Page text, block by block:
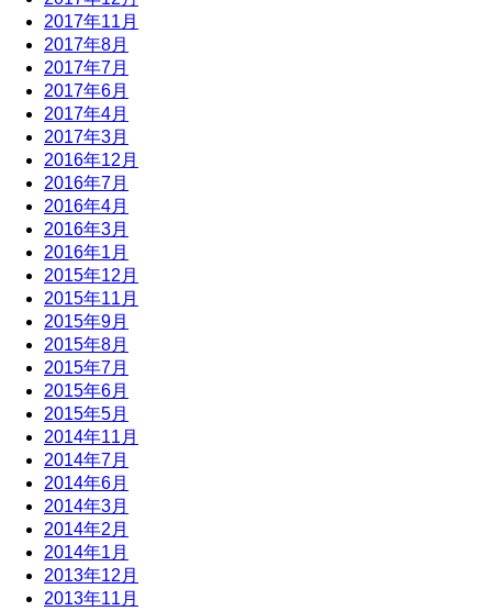
2017年11月
2017年8月
2017年7月
2017年6月
2017年4月
2017年3月
2016年12月
2016年7月
2016年4月
2016年3月
2016年1月
2015年12月
2015年11月
2015年9月
2015年8月
2015年7月
2015年6月
2015年5月
2014年11月
2014年7月
2014年6月
2014年3月
2014年2月
2014年1月
2013年12月
2013年11月